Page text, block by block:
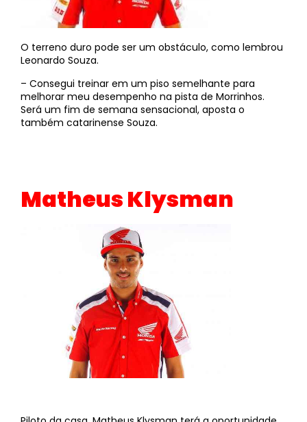
O terreno duro pode ser um obstáculo, como lembrou
Leonardo Souza.
– Consegui treinar em um piso semelhante para
melhorar meu desempenho na pista de Morrinhos.
Será um fim de semana sensacional, aposta o
também catarinense Souza.
Matheus Klysman